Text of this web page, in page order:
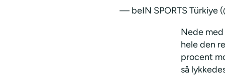
— beIN SPORTS Türkiye
Nede
hele den
procent
så